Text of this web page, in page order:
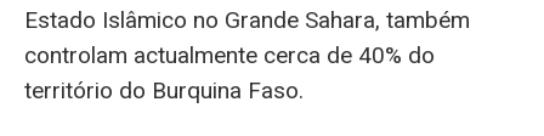
Estado Islâmico no Grande Sahara, também
controlam actualmente cerca de 40% do
território do Burquina Faso.